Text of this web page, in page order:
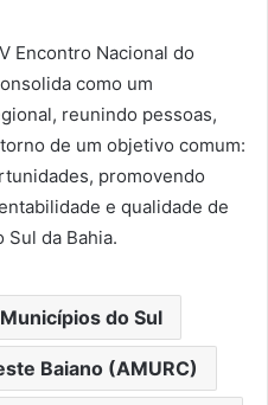
Encontro Nacional do
como um
reunindo pessoas,
de um objetivo comum:
promovendo
e qualidade de
Sul da Bahia.
do Sul
Baiano (AMURC)